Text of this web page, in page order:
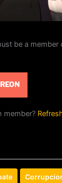
be a member
member?